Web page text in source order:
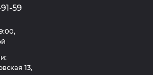
59
13,